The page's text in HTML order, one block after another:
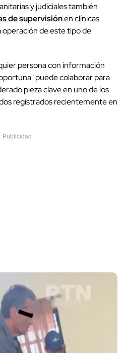
y judiciales también
de supervisiónen clínicas
de este tipo de
persona con información
puede colaborar para
pieza clave en uno de los
registrados recientemente en
Publicidad